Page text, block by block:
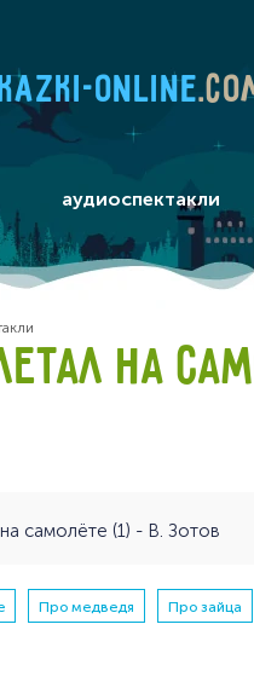
online
аудиоспектакли
НА
самолёте (1) - В. Зотов
Про медведя Про зайца